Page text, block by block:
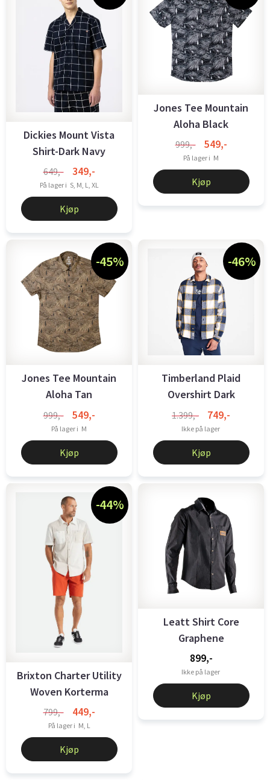
Dickies Mount Vista
Shirt-Dark Navy
649,- 349,-
På lager i S, M, L, XL
Kjøp
Jones Tee Mountain
Aloha Black
999,- 549,-
På lager i M
Kjøp
-45%
Jones Tee Mountain
Aloha Tan
999,- 549,-
På lager i M
Kjøp
-46%
Timberland Plaid
Overshirt Dark
Sapphire
1.399,- 749,-
Ikke på lager
Kjøp
-44%
Brixton Charter Utility
Woven Korterma
Skjorte ...
799,- 449,-
På lager i M, L
Kjøp
Leatt Shirt Core
Graphene
899,-
Ikke på lager
Kjøp